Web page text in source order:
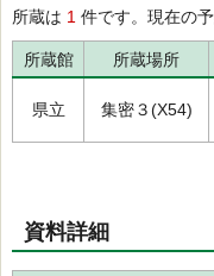
所蔵は 1 件です。現在の
所蔵館 所蔵場所
県立 集密３(X54)
資料詳細